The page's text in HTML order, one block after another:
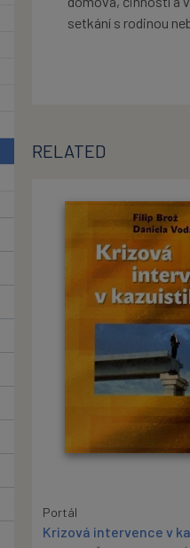
setkání s rodinou
RELATED
Portál
Krizová intervence v